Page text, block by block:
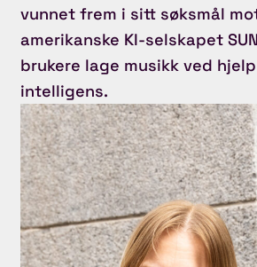
vunnet frem i sitt søksmål
amerikanske KI-selskapet
brukere lage musikk ved
intelligens.